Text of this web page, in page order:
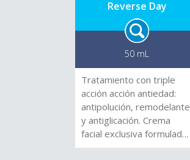
Reverse Day
50 mL
Tratamiento con triple
acción acción antiedad:
antipolución, remodelante
y antiglicación. Crema
facial exclusiva formulada
con Exo-P, que forma un